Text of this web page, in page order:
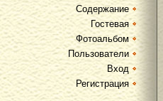
Содержание
Гостевая
Фотоальбом
Пользователи
Вход
Регистрация